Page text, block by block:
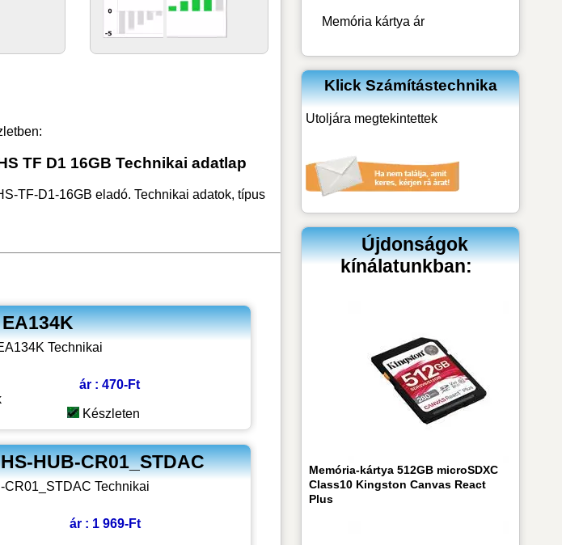
TF D1 16GB Technikai adatlap
TF-D1-16GB eladó. Technikai adatok, típus
ár : 470-Ft
Készleten
HUB-CR01_STDAC
ár : 1 969-Ft
Memória kártya ár
Klick Számítástechnika
Utoljára megtekintettek
Újdonságok
kínálatunkban:
Memória-kártya 512GB microSDXC
Class10 Kingston Canvas React
Plus